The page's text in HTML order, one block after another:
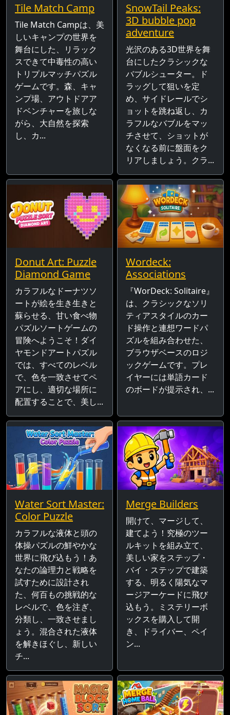
Tile Match Camp
Tile Match Campは、美
しいキャンプの世界を
舞台にした、リラック
スできて中毒性の高い
トリプルマッチパズル
ゲームです。森、キャ
ンプ場、アウトドアア
ドベンチャーを旅しな
がら、大自然を探索
し、カ...
SnowTail Peaks:
3D bubble pop
adventure
光沢のある3D世界を舞
台にしたクラシックな
バブルシューター。ド
ラッグして狙いを定
め、サイドレールでシ
ョットを跳ね返し、カ
ラフルなバブルをマッ
チさせて、ショットが
なくなる前に盤面をク
リアしましょう。クラ...
Donut Art: Puzzle
Diamond Game
カラフルなドーナツソ
ートが絵を生き生きと
蘇らせる、甘い食べ物
パズルソートゲームの
冒険へようこそ！ダイ
ヤモンドアートパズル
では、すべてのレベル
で、色を一致させてペ
アにし、適切な場所に
配置することで、美し...
Wordeck:
Associations
『WorDeck: Solitaire』
は、クラシックなソリ
ティアスタイルのカー
ド操作と連想ワードパ
ズルを組み合わせた、
ブラウザベースのロジ
ックゲームです。プレ
イヤーには単語カード
のボードが提示され、...
Water Sort Master:
Color Puzzle
カラフルな液体と頭の
体操パズルの鮮やかな
世界に飛び込もう！あ
なたの論理力と戦略を
試すために設計され
た、何百もの挑戦的な
レベルで、色を注ぎ、
分類し、一致させまし
ょう。混合された液体
を解きほぐし、新しい
チ...
Merge Builders
開けて、マージして、
建てよう！究極のツー
ルキットを組み立て、
美しい家をステップ・
バイ・ステップで建築
する、明るく陽気なマ
ージアーケードに飛び
込もう。ミステリーボ
ックスを購入して開
き、ドライバー、ペイ
ン...